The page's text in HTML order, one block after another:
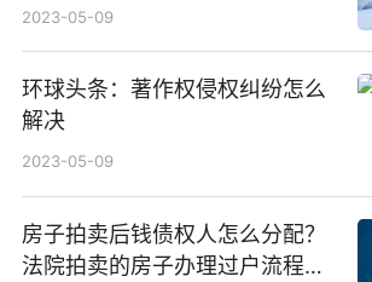
2023-05-09
环球头条：著作权侵权纠纷怎么
解决
2023-05-09
房子拍卖后钱债权人怎么分配？
法院拍卖的房子办理过户流程是